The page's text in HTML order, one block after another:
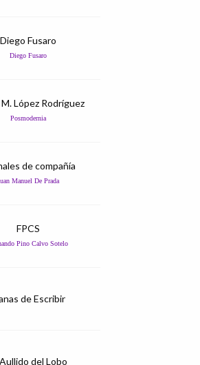
Diego Fusaro
Diego Fusaro
López Rodríguez
Posmodernia
de compañía
Manuel De Prada
FPCS
Pino Calvo Sotelo
de Escribir
del Lobo